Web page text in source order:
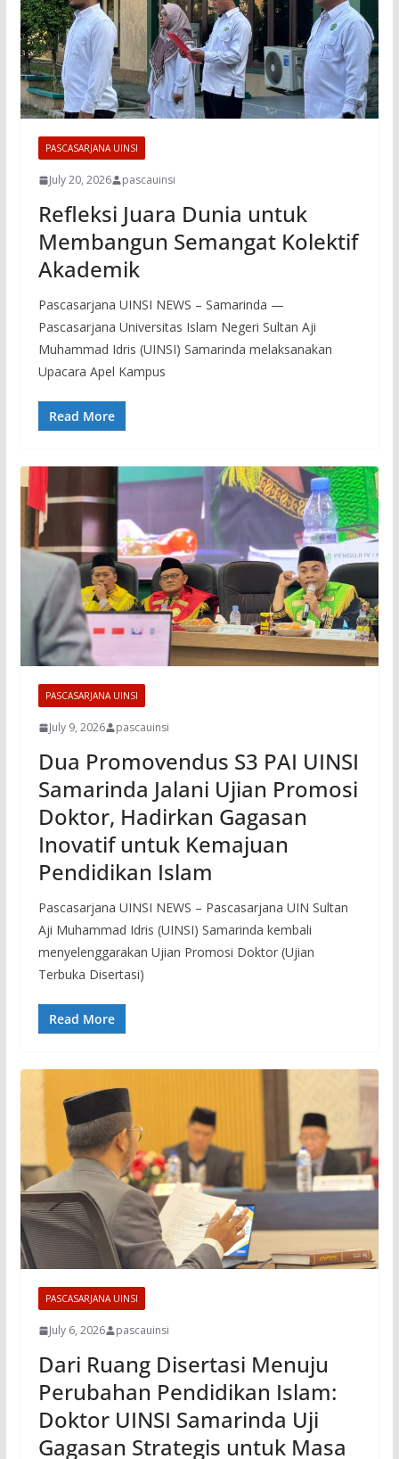
PASCASARJANA UINSI
July 20, 2026 pascauinsi
Refleksi Juara Dunia untuk
Membangun Semangat Kolektif
Akademik
Pascasarjana UINSI NEWS – Samarinda —
Pascasarjana Universitas Islam Negeri Sultan Aji
Muhammad Idris (UINSI) Samarinda melaksanakan
Upacara Apel Kampus
Read More
PASCASARJANA UINSI
July 9, 2026 pascauinsi
Dua Promovendus S3 PAI UINSI
Samarinda Jalani Ujian Promosi
Doktor, Hadirkan Gagasan
Inovatif untuk Kemajuan
Pendidikan Islam
Pascasarjana UINSI NEWS – Pascasarjana UIN Sultan
Aji Muhammad Idris (UINSI) Samarinda kembali
menyelenggarakan Ujian Promosi Doktor (Ujian
Terbuka Disertasi)
Read More
PASCASARJANA UINSI
July 6, 2026 pascauinsi
Dari Ruang Disertasi Menuju
Perubahan Pendidikan Islam:
Doktor UINSI Samarinda Uji
Gagasan Strategis untuk Masa